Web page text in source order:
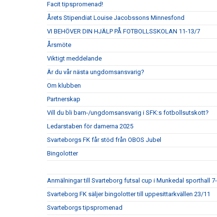
Facit tipspromenad!
Årets Stipendiat Louise Jacobssons Minnesfond
VI BEHÖVER DIN HJÄLP PÅ FOTBOLLSSKOLAN 11-13/7
Årsmöte
Viktigt meddelande
Är du vår nästa ungdomsansvarig?
Om klubben
Partnerskap
Vill du bli barn-/ungdomsansvarig i SFK:s fotbollsutskott?
Ledarstaben för damerna 2025
Svarteborgs FK får stöd från OBOS Jubel
Bingolotter
Anmälningar till Svarteborg futsal cup i Munkedal sporthall
Svarteborg FK säljer bingolotter till uppesittarkvällen 23/11
Svarteborgs tipspromenad